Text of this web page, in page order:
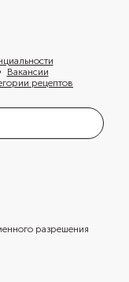
Вакансии
рецептов
разрешения